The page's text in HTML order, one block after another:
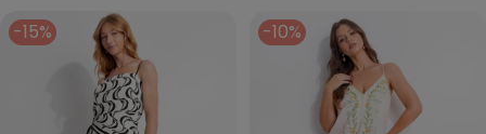
-15% -10%